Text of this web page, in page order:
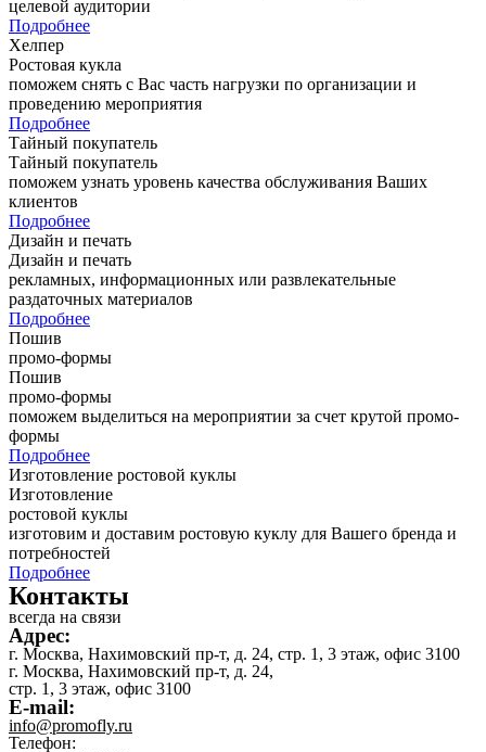
целевой аудитории
Подробнее
Хелпер
Ростовая кукла
поможем снять с Вас часть нагрузки по организации и
проведению мероприятия
Подробнее
Тайный покупатель
Тайный покупатель
поможем узнать уровень качества обслуживания Ваших
клиентов
Подробнее
Дизайн и печать
Дизайн и печать
рекламных, информационных или развлекательные
раздаточных материалов
Подробнее
Пошив
промо-формы
Пошив
промо-формы
поможем выделиться на мероприятии за счет крутой промо-
формы
Подробнее
Изготовление ростовой куклы
Изготовление
ростовой куклы
изготовим и доставим ростовую куклу для Вашего бренда и
потребностей
Подробнее
Контакты
всегда на связи
Адрес:
г. Москва, Нахимовский пр-т, д. 24, стр. 1, 3 этаж, офис 3100
г. Москва, Нахимовский пр-т, д. 24,
стр. 1, 3 этаж, офис 3100
E-mail:
info@promofly.ru
Телефон: